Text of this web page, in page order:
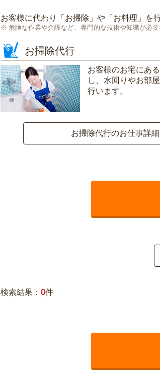
お客様に代わり「 お掃除 」や「 お料理 」を
危険な作業や介護など、専門的な技術や知識が必要
お掃除代行
お客様のお宅にあ
し、水回りやお部
行います。
お掃除代行のお仕事詳細
検索結果： 0件